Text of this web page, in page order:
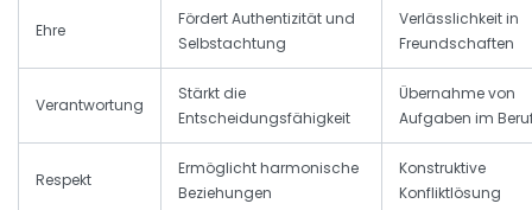
Ehre
Fördert Authentizität und
Selbstachtung
Verlässlichkeit in
Freundschaften
Verantwortung
Stärkt die
Entscheidungsfähigkeit
Übernahme von
Aufgaben im
Respekt
Ermöglicht harmonische
Beziehungen
Konstruktive
Konfliktlösung